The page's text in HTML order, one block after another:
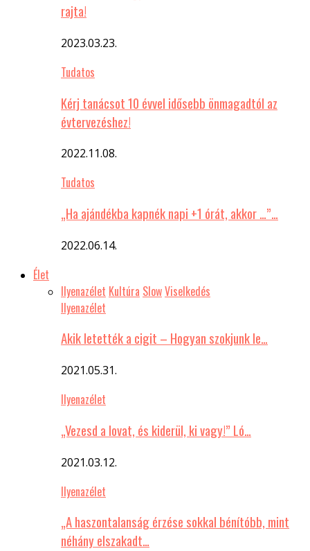
rajta!
2023.03.23.
Tudatos
Kérj tanácsot 10 évvel idősebb önmagadtól az
évtervezéshez!
2022.11.08.
Tudatos
„Ha ajándékba kapnék napi +1 órát, akkor …”…
2022.06.14.
Élet
Ilyenazélet Kultúra SlowViselkedés
Ilyenazélet
Akik letették a cigit – Hogyan szokjunk le…
2021.05.31.
Ilyenazélet
„Vezesd a lovat, és kiderül, ki vagy!” Ló…
2021.03.12.
Ilyenazélet
„A haszontalanság érzése sokkal bénítóbb, mint
néhány elszakadt…